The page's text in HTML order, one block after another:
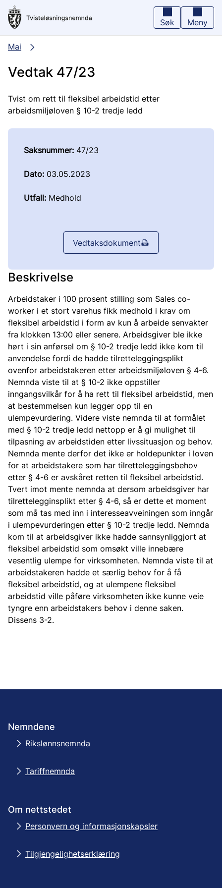
Hopp
hovedinnhold
Søk Meny
Mai
Vedtak 47/23
Tvist om rett til fleksibel arbeidstid etter
arbeidsmiljøloven § 10-2 tredje ledd
Saksnummer: 47/23
Dato: 03.05.2023
Utfall: Medhold
Vedtaksdokument
Beskrivelse
Arbeidstaker i 100 prosent stilling som Sales co-
worker i et stort varehus fikk medhold i krav om
fleksibel arbeidstid i form av kun å arbeide senvakter
fra klokken 13:00 eller senere. Arbeidsgiver ble ikke
hørt i sin anførsel om § 10-2 tredje ledd ikke kom til
anvendelse fordi de hadde tilretteleggingsplikt
ovenfor arbeidstakeren etter arbeidsmiljøloven § 4-6.
Nemnda viste til at § 10-2 ikke oppstiller
inngangsvilkår for å ha rett til fleksibel arbeidstid, men
at bestemmelsen kun legger opp til en
ulempevurdering. Videre viste nemnda til at formålet
med § 10-2 tredje ledd nettopp er å gi mulighet til
tilpasning av arbeidstiden etter livssituasjon og behov.
Nemnda mente derfor det ikke er holdepunkter i loven
for at arbeidstakere som har tilretteleggingsbehov
etter § 4-6 er avskåret retten til fleksibel arbeidstid.
Tvert imot mente nemnda at dersom arbeidsgiver har
tilrettelegginsplikt etter § 4-6, så er dette et moment
som må tas med inn i interesseavveiningen som inngår
i ulempevurderingen etter § 10-2 tredje ledd. Nemnda
kom til at arbeidsgiver ikke hadde sannsynliggjort at
fleksibel arbeidstid som omsøkt ville innebære
vesentlig ulempe for virksomheten. Nemnda viste til at
arbeidstakeren hadde et særlig behov for å få
fleksibel arbeidstid, og at ulempene fleksibel
arbeidstid ville påføre virksomheten ikke kunne veie
tyngre enn arbeidstakers behov i denne saken.
Dissens 3-2.
Nemndene
Rikslønnsnemnda
Tariffnemnda
Om nettstedet
Personvern og informasjonskapsler
Tilgjengelighetserklæring